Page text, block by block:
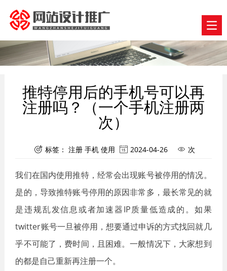
推特停用后的手机号可以再
注册吗？（一个手机注册两
次）
 标签： 注册 手机 使用  2024-04-26  次
我们在国内使用推特，经常会出现账号被停用的情况。
是的，导致推特账号停用的原因非常多，最长常见的就
是违规乱发信息或者加速器IP质量低造成的。如果
twitter账号一旦被停用，想要通过申诉的方式找回就几
乎不可能了，费时间，且困难。一般情况下，大家想到
的都是自己重新再注册一个。